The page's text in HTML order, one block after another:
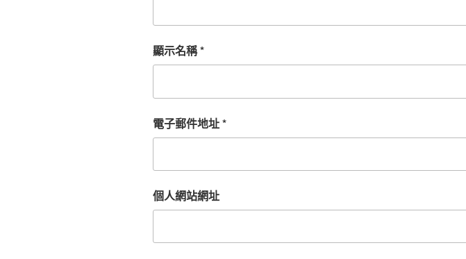
顯示名稱*
電子郵件地址*
個人網站網址